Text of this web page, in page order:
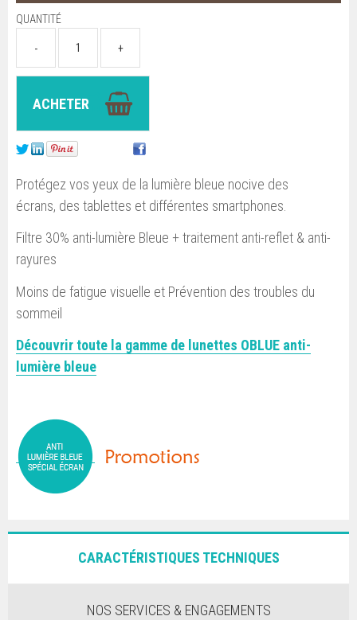
QUANTITÉ
Protégez vos yeux de la lumière bleue nocive des
écrans, des tablettes et différentes smartphones.
Filtre 30% anti-lumière Bleue + traitement anti-reflet & anti-
rayures
Moins de fatigue visuelle et Prévention des troubles du
sommeil
Découvrir toute la gamme de lunettes OBLUE anti-
lumière bleue
CARACTÉRISTIQUES TECHNIQUES
NOS SERVICES & ENGAGEMENTS